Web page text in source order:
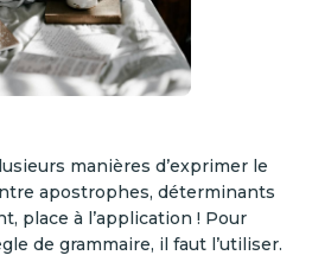
manières d’exprimer le
apostrophes, déterminants
place à l’application ! Pour
de grammaire, il faut l’utiliser.